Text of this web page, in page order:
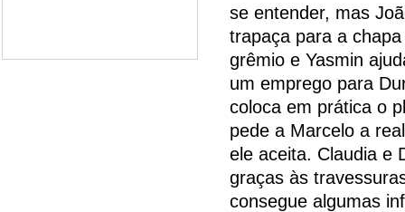
se entender, mas
trapaça para a
grêmio e Yasmin
um emprego para
coloca em prática o
pede a Marcelo a
ele aceita. Claudia e
graças às
consegue algumas